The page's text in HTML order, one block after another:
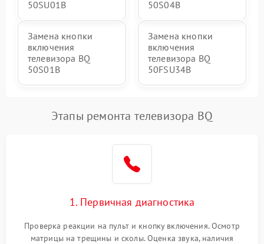
50SU01B 50S04B
Замена кнопки
включения
телевизора BQ
50S01B
Замена кнопки
включения
телевизора BQ
50FSU34B
Этапы ремонта телевизора BQ
1. Первичная диагностика
Проверка реакции на пульт и кнопку включения. Осмотр
матрицы на трещины и сколы. Оценка звука, наличия